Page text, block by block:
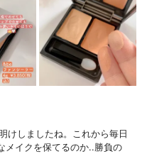
けしましたね。これから毎日
メイクを保てるのか..勝負の